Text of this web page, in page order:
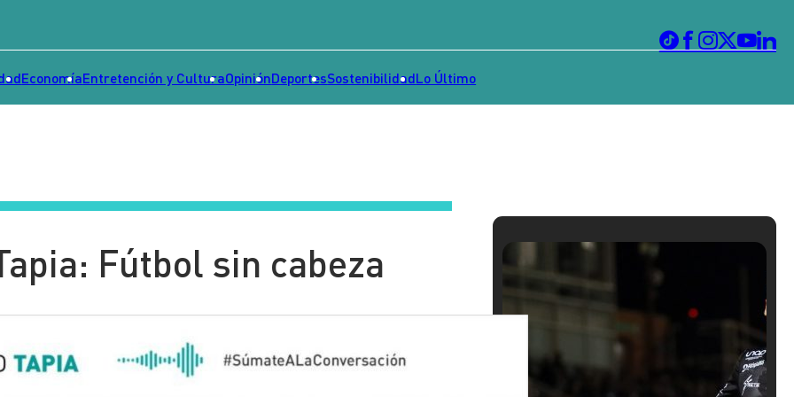
EconomíaEntretención y CulturaOpiniónDeportesSostenibilidadLo Último
Fútbol sin cabeza